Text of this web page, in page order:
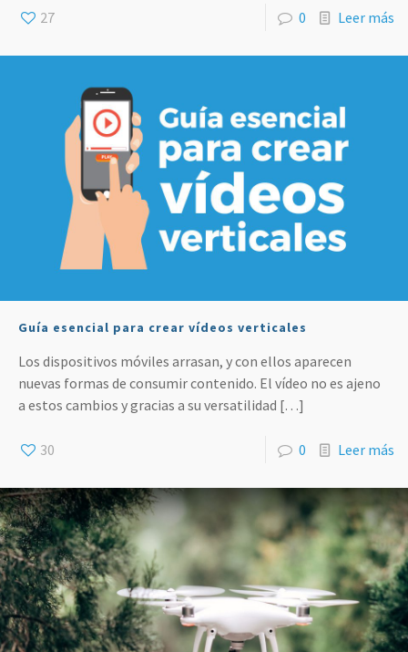
27 0 Leer más
Guía esencial para crear vídeos verticales
Los dispositivos móviles arrasan, y con ellos aparecen
nuevas formas de consumir contenido. El vídeo no es ajeno
a estos cambios y gracias a su versatilidad […]
30 0 Leer más